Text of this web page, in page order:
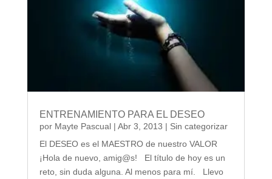
ENTRENAMIENTO PARA EL DESEO
por Mayte Pascual| Abr 3, 2013 | Sin categorizar
El DESEO es el MAESTRO de nuestro VALOR
¡Hola de nuevo, amig@s! El título de hoy es un
reto, sin duda alguna. Al menos para mí. Llevo